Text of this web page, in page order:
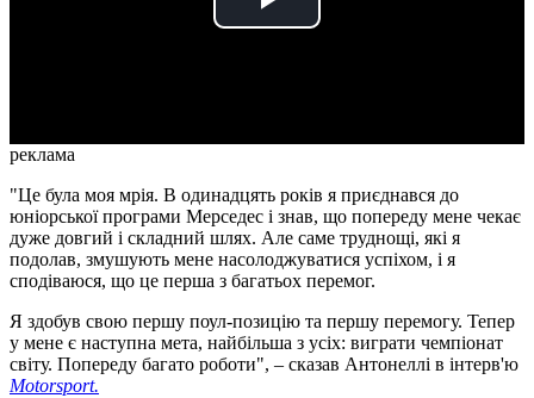
Play
реклама
"Це була моя мрія. В одинадцять років я приєднався до
юніорської програми Мерседес і знав, що попереду мене чекає
дуже довгий і складний шлях. Але саме труднощі, які я
подолав, змушують мене насолоджуватися успіхом, і я
сподіваюся, що це перша з багатьох перемог.
Я здобув свою першу поул-позицію та першу перемогу. Тепер
у мене є наступна мета, найбільша з усіх: виграти чемпіонат
світу. Попереду багато роботи", – сказав Антонеллі в інтерв'ю
Мotorsport.